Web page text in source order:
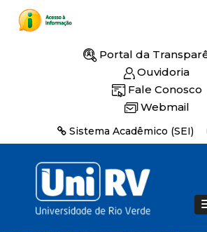
Portal da
Ouvidoria
Fale Conosco
Webmail
Sistema Acadêmico (SEI)